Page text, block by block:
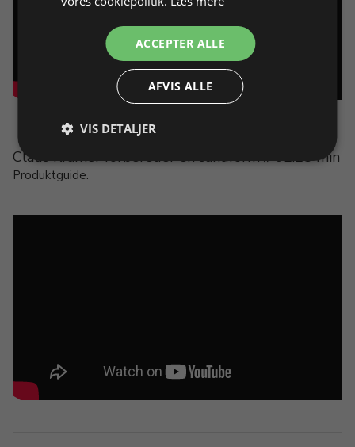
Claus Kramer forbereder en sandform // 02:25 min
Produktguide.
ACCEPTER ALLE
AFVIS ALLE
VIS DETALJER